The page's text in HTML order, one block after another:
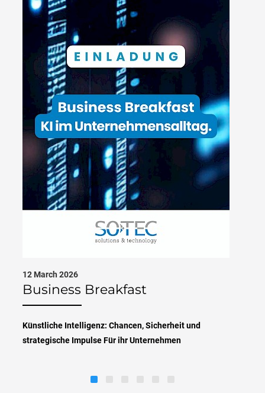
12 March 2026
Business Breakfast
Künstliche Intelligenz: Chancen, Sicherheit und
strategische Impulse Für ihr Unternehmen